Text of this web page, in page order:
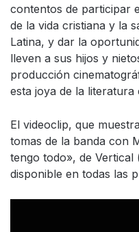
contentos de participar
de la vida cristiana y la
Latina, y dar la
lleven a sus hijos y
producción
esta joya de la literatura
El videoclip, que
tomas de la banda con
tengo todo», de
disponible en todas las